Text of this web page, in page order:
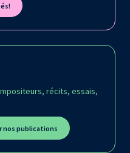
récits, essais,
nos publications